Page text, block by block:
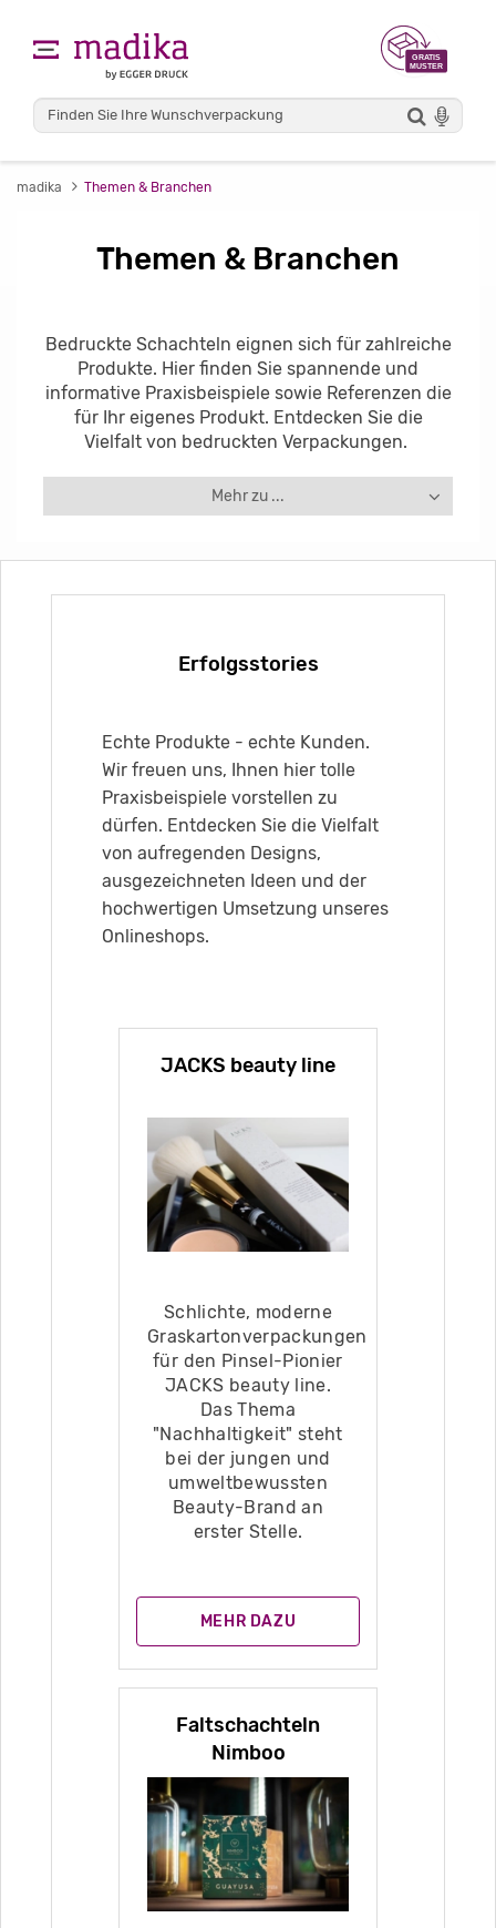
madika Themen & Branchen
Themen & Branchen
Bedruckte Schachteln eignen sich für zahlreiche
Produkte. Hier finden Sie spannende und
informative Praxisbeispiele sowie Referenzen die
für Ihr eigenes Produkt. Entdecken Sie die
Vielfalt von bedruckten Verpackungen.
Mehr zu ...
Erfolgsstories
Echte Produkte - echte Kunden.
Wir freuen uns, Ihnen hier tolle
Praxisbeispiele vorstellen zu
dürfen. Entdecken Sie die Vielfalt
von aufregenden Designs,
ausgezeichneten Ideen und der
hochwertigen Umsetzung unseres
Onlineshops.
JACKS beauty line
Schlichte, moderne
Graskartonverpackungen
für den Pinsel-Pionier
JACKS beauty line.
Das Thema
"Nachhaltigkeit" steht
bei der jungen und
umweltbewussten
Beauty-Brand an
erster Stelle.
MEHR DAZU
Faltschachteln
Nimboo